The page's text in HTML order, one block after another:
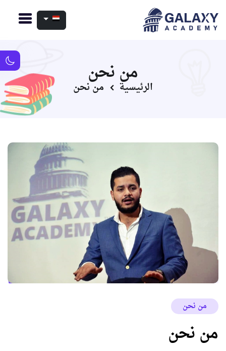
من نحن
الرئيسية من نحن
من نحن
من نحن